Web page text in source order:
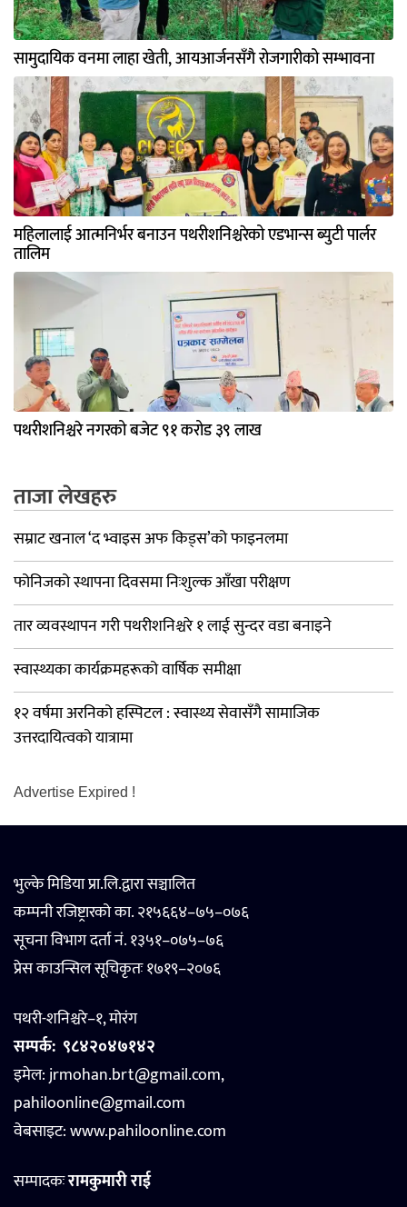
सामुदायिक वनमा लाहा खेती, आयआर्जनसँगै रोजगारीको सम्भावना
महिलालाई आत्मनिर्भर बनाउन पथरीशनिश्चरेको एडभान्स ब्युटी पार्लर
तालिम
पथरीशनिश्चरे नगरको बजेट ९१ करोड ३९ लाख
ताजा लेखहरु
सम्राट खनाल ‘द भ्वाइस अफ किड्स’को फाइनलमा
फोनिजको स्थापना दिवसमा निःशुल्क आँखा परीक्षण
तार व्यवस्थापन गरी पथरीशनिश्चरे १ लाई सुन्दर वडा बनाइने
स्वास्थ्यका कार्यक्रमहरूको वार्षिक समीक्षा
१२ वर्षमा अरनिको हस्पिटल : स्वास्थ्य सेवासँगै सामाजिक
उत्तरदायित्वको यात्रामा
Advertise Expired !
भुल्के मिडिया प्रा.लि.द्वारा सञ्चालित
कम्पनी रजिष्ट्रारको का. २१५६६४–७५–०७६
सूचना विभाग दर्ता नं. १३५१–०७५–७६
प्रेस काउन्सिल सूचिकृतः १७१९–२०७६
पथरी-शनिश्चरे–१, मोरंग
सम्पर्क: ९८४२०४७१४२
इमेल: jrmohan.brt@gmail.com,
pahiloonline@gmail.com
वेबसाइट:www.pahiloonline.com
सम्पादकःरामकुमारी राई